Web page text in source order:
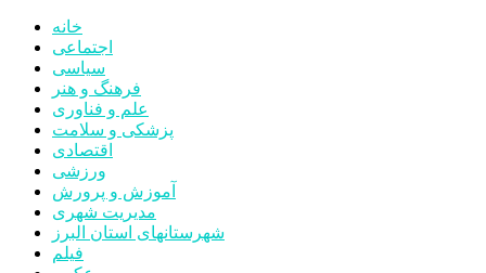
خانه
اجتماعی
سیاسی
فرهنگ و هنر
علم و فناوری
پزشکی و سلامت
اقتصادی
ورزشی
آموزش و پرورش
مدیریت شهری
شهرستانهای استان البرز
فیلم